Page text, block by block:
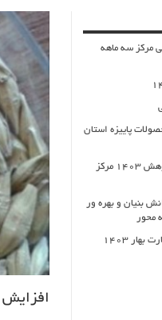
افزایش
مرکز سه ماهه
پاییزه استان
برنامه سخنرانی ها و کارگاه‌های هفته پژوهش 1403 مرکز
بنیان و بهره ور
محور
1403